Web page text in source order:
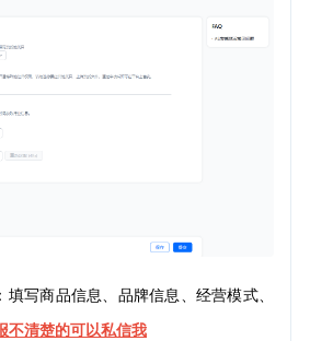
填写商品信息、品牌信息、经营模式、
不清楚的可以私信我